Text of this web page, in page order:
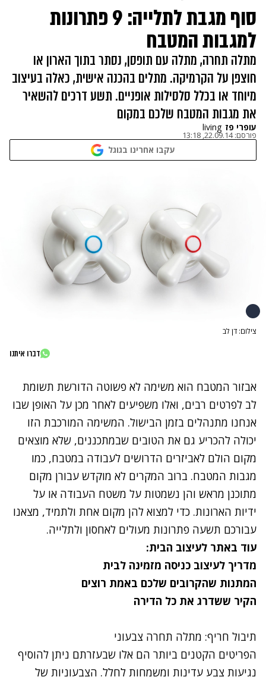
סוף מגבת לתלייה: 9 פתרונות
למגבות המטבח
מתלה תחרה, מתלה עם תופסן, נסתר בתוך הארון או
חוצפן על הקרמיקה. מתלים בהכנה אישית, כאלה בעיצוב
מיוחד או בכלל סלסילות אופניים. תשע דרכים להשאיר
את מגבות המטבח שלכם במקום
עופרי פז living
פורסם:22.09.14, 13:18
עקבו אחרינו בגוגל
צילום: דן לב
דברו איתנו
אבזור המטבח הוא משימה לא פשוטה הדורשת תשומת
לב לפרטים רבים, ואלו משפיעים לאחר מכן על האופן שבו
אנחנו מתנהלים בזמן הבישול. המשימה המורכבת הזו
יכולה להכריע גם את הטובים שבמתכננים, שלא מוצאים
מקום הולם לאביזרים הדרושים לעבודה במטבח, כמו
מגבות המטבח. ברוב המקרים לא מוקדש עבורן מקום
מתוכנן מראש והן נשמטות על משטח העבודה או על
ידיות הארונות. כדי למצוא להן מקום אחת ולתמיד, מצאנו
עבורכם תשעה פתרונות מעולים לאחסון ולתלייה.
עוד באתר לעיצוב הבית:
מדריך לעיצוב כניסה מזמינה לבית
המתנות שהקרובים שלכם באמת רוצים
הקיר ששדרג את כל הדירה
תיבול חריף: מתלה תחרה צבעוני
הפריטים הקטנים ביותר הם אלו שבעזרתם ניתן להוסיף
נגיעות צבע עדינות ומשמחות לחלל. הצבעוניות של